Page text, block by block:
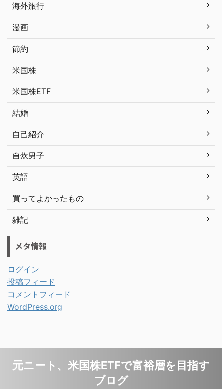
海外旅行
漫画
節約
米国株
米国株ETF
結婚
自己紹介
自炊男子
英語
買ってよかったもの
雑記
メタ情報
ログイン
投稿フィード
コメントフィード
WordPress.org
元ニート、米国株ETFで富裕層を目指す
ブログ